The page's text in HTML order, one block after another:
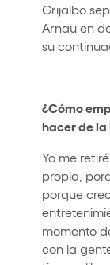
Grijalbo
Arnau en
su
¿Cómo
hacer de
Yo me
propia,
porque
momento
con la